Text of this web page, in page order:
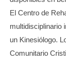
El Centro de
multidisciplinario
un Kinesiólogo.
Comunitario